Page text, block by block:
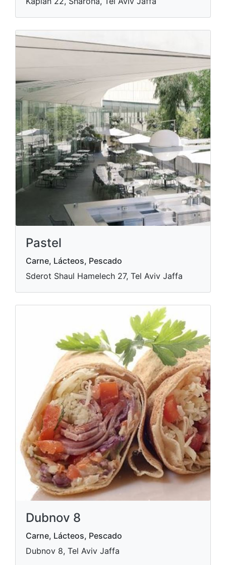
Pastel
Carne, Lácteos, Pescado
Sderot Shaul Hamelech 27, Tel Aviv Jaffa
Dubnov 8
Carne, Lácteos, Pescado
Dubnov 8, Tel Aviv Jaffa